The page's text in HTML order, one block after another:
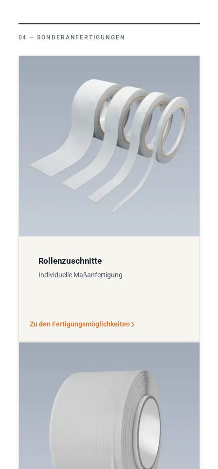
SONDERANFERTIGUNGEN
Rollenzuschnitte
Individuelle Maßanfertigung
Zu den Fertigungsmöglichkeiten